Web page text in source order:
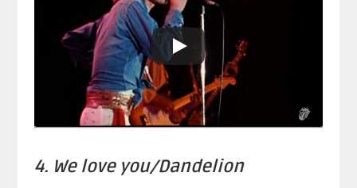
4. We love you/Dandelion